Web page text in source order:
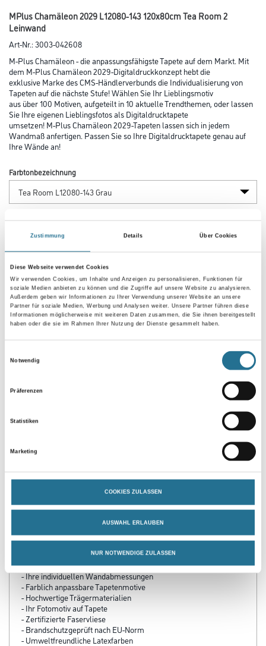
Zustimmung Details Über Cookies
Diese Webseite verwendet Cookies
Wir verwenden Cookies, um Inhalte und Anzeigen zu personalisieren, Funktionen für
soziale Medien anbieten zu können und die Zugriffe auf unsere Website zu analysieren.
Außerdem geben wir Informationen zu Ihrer Verwendung unserer Website an unsere
Partner für soziale Medien, Werbung und Analysen weiter. Unsere Partner führen diese
Informationen möglicherweise mit weiteren Daten zusammen, die Sie ihnen bereitgestellt
haben oder die sie im Rahmen Ihrer Nutzung der Dienste gesammelt haben.
Notwendig
Präferenzen
Statistiken
Marketing
COOKIES ZULASSEN
AUSWAHL ERLAUBEN
NUR NOTWENDIGE ZULASSEN
MPlus Chamäleon 2029 L12080-143 120x80cm Tea Room 2
Leinwand
Art-Nr.:3003-042608
M-Plus Chamäleon - die anpassungsfähigste Tapete auf dem Markt. Mit
dem M-Plus Chamäleon 2029-Digitaldruckkonzept hebt die
exklusive Marke des CMS-Händlerverbunds die Individualisierung von
Tapeten auf die nächste Stufe! Wählen Sie Ihr Lieblingsmotiv
aus über 100 Motiven, aufgeteilt in 10 aktuelle Trendthemen, oder lassen
Sie Ihre eigenen Lieblingsfotos als Digitaldrucktapete
umsetzen! M-Plus Chamäleon 2029-Tapeten lassen sich in jedem
Wandmaß anfertigen. Passen Sie so Ihre Digitaldrucktapete genau auf
Ihre Wände an!
Farbtonbezeichnung
Länge in centimeter
Breite in centimeter
Gebinde
Umrechnungsfaktoren
PRODUKTEIGENSCHAFTEN
- Über 100 Motive für jeden Geschmack
- Ihre individuellen Wandabmessungen
- Farblich anpassbare Tapetenmotive
- Hochwertige Trägermaterialien
- Ihr Fotomotiv auf Tapete
- Zertifizierte Faservliese
- Brandschutzgeprüft nach EU-Norm
- Umweltfreundliche Latexfarben